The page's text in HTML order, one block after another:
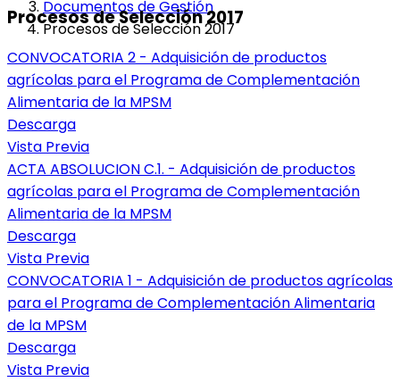
Documentos de Gestión
Procesos de Selección 2017
Procesos de Selección 2017
CONVOCATORIA 2 - Adquisición de productos
agrícolas para el Programa de Complementación
Alimentaria de la MPSM
Descarga
Vista Previa
ACTA ABSOLUCION C.1. - Adquisición de productos
agrícolas para el Programa de Complementación
Alimentaria de la MPSM
Descarga
Vista Previa
CONVOCATORIA 1 - Adquisición de productos agrícolas
para el Programa de Complementación Alimentaria
de la MPSM
Descarga
Vista Previa